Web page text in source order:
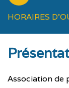
HORAIRES
Association de